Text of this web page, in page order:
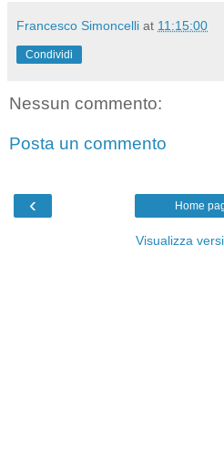
Francesco Simoncelli at 11:15:00
Condividi
Nessun commento:
Posta un commento
‹ Home
Visualizza